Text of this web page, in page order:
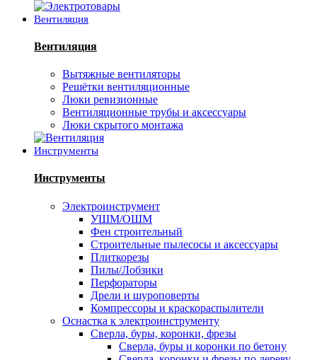
Вентиляция
Вентиляция
Вытяжные вентиляторы
Решётки вентиляционные
Люки ревизионные
Вентиляционные трубы и аксессуары
Люки скрытого монтажа
Инструменты
Инструменты
Электроинструмент
УШМ/ОШМ
Фен строительный
Строительные пылесосы и аксессуары
Плиткорезы
Пилы/Лобзики
Перфораторы
Дрели и шуроповерты
Компрессоры и краскораспылители
Оснастка к электроинструменту
Сверла, буры, коронки, фрезы
Сверла, буры и коронки по бетону